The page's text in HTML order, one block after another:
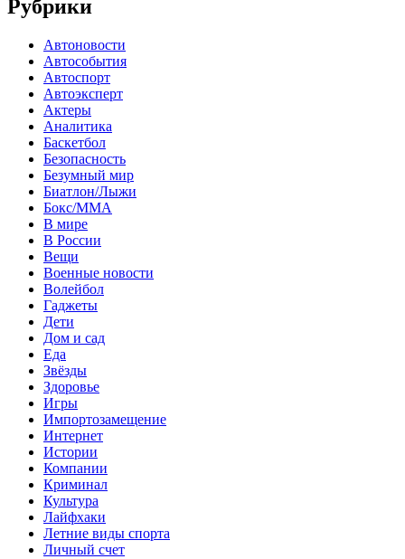
Рубрики
Автоновости
Автособытия
Автоспорт
Автоэксперт
Актеры
Аналитика
Баскетбол
Безопасность
Безумный мир
Биатлон/Лыжи
Бокс/MMA
В мире
В России
Вещи
Военные новости
Волейбол
Гаджеты
Дети
Дом и сад
Еда
Звёзды
Здоровье
Игры
Импортозамещение
Интернет
Истории
Компании
Криминал
Культура
Лайфхаки
Летние виды спорта
Личный счет